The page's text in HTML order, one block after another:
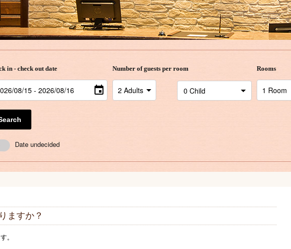
in - check out date Number of guests per room Rooms
Date undecided
ますか？
。